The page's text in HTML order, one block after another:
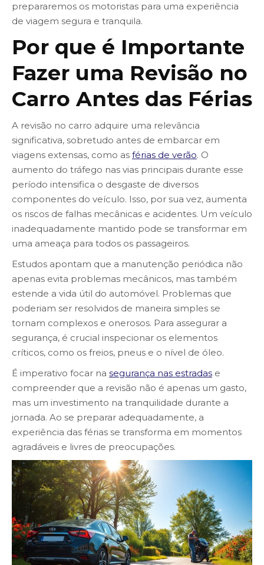
prepararemos os motoristas para uma experiência
de viagem segura e tranquila.
Por que é Importante
Fazer uma Revisão no
Carro Antes das Férias
A revisão no carro adquire uma relevância
significativa, sobretudo antes de embarcar em
viagens extensas, como as férias de verão. O
aumento do tráfego nas vias principais durante esse
período intensifica o desgaste de diversos
componentes do veículo. Isso, por sua vez, aumenta
os riscos de falhas mecânicas e acidentes. Um veículo
inadequadamente mantido pode se transformar em
uma ameaça para todos os passageiros.
Estudos apontam que a manutenção periódica não
apenas evita problemas mecânicos, mas também
estende a vida útil do automóvel. Problemas que
poderiam ser resolvidos de maneira simples se
tornam complexos e onerosos. Para assegurar a
segurança, é crucial inspecionar os elementos
críticos, como os freios, pneus e o nível de óleo.
É imperativo focar na segurança nas estradas e
compreender que a revisão não é apenas um gasto,
mas um investimento na tranquilidade durante a
jornada. Ao se preparar adequadamente, a
experiência das férias se transforma em momentos
agradáveis e livres de preocupações.